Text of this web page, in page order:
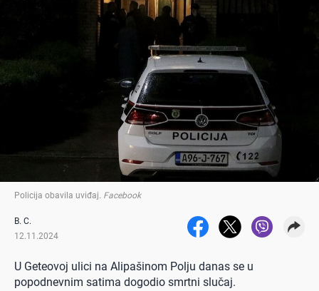
Policija obavila uviđaj. Facebook
B. C.
12.11.2024
U Geteovoj ulici na Alipašinom Polju danas se u
popodnevnim satima dogodio smrtni slučaj.